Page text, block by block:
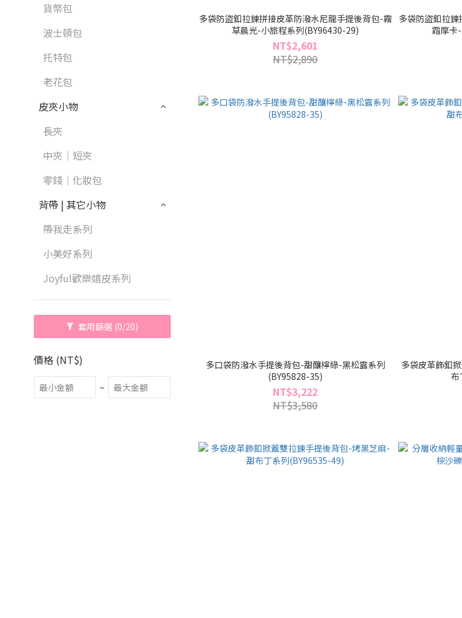
貨幣包
波士頓包
托特包
老花包
皮夾小物
長夾
中夾｜短夾
零錢｜化妝包
背帶 | 其它小物
帶我走系列
小美好系列
Joyful歡樂嬉皮系列
套用篩選 (0/20)
價格 (NT$)
~
多袋防盜釦拉鍊拼接皮革防潑水尼龍手提後背包-霧
草晨光-小旅程系列(BY96430-29)
NT$2,601
NT$2,890
多袋防盜釦拉
霜摩卡
多口袋防潑水手提後背包-甜釀檸綠-黑松露系列
(BY95828-35)
NT$3,222
NT$3,580
多袋皮革飾釦
布